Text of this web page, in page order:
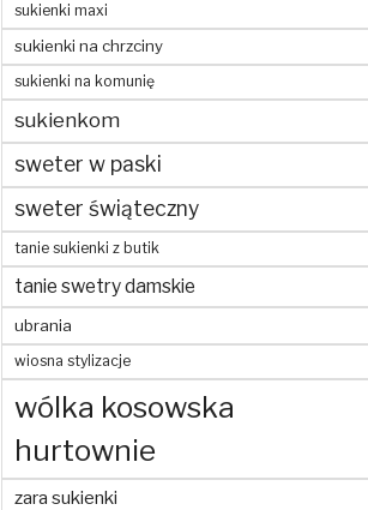
sukienki maxi
sukienki na chrzciny
sukienki na komunię
sukienkom
sweter w paski
sweter świąteczny
tanie sukienki z butik
tanie swetry damskie
ubrania
wiosna stylizacje
wólka kosowska
hurtownie
zara sukienki